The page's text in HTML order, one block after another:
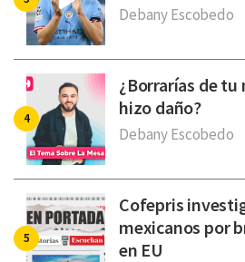
Debany Escobedo
¿Borrarías de
hizo daño?
Debany Escobedo
Cofepris
mexicanos por
en EU